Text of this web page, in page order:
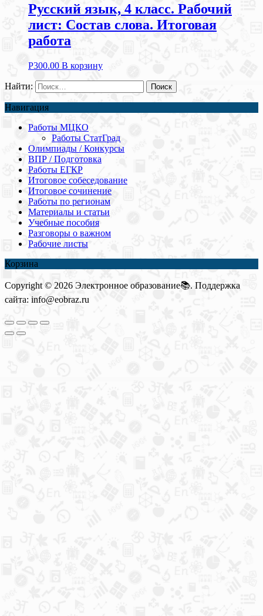
Русский язык, 4 класс. Рабочий
лист: Состав слова. Итоговая
работа
Р300.00 В корзину
Найти:
Навигация
Работы МЦКО
Работы СтатГрад
Олимпиады / Конкурсы
ВПР / Подготовка
Работы ЕГКР
Итоговое собеседование
Итоговое сочинение
Работы по регионам
Материалы и статьи
Учебные пособия
Разговоры о важном
Рабочие листы
Корзина
Copyright © 2026 Электронное образование📚. Поддержка
сайта: info@eobraz.ru